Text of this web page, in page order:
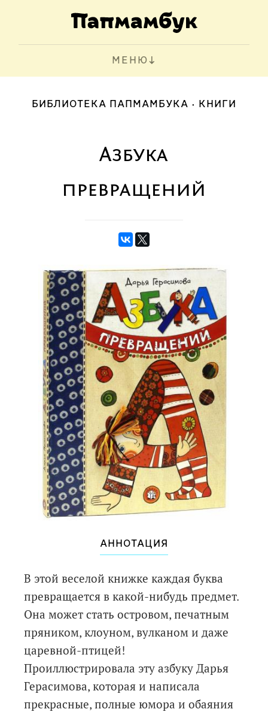
МЕНЮ
БИБЛИОТЕКА ПАПМАМБУКА КНИГИ
Азбука
превращений
АННОТАЦИЯ
В этой веселой книжке каждая буква
превращается в какой-нибудь предмет.
Она может стать островом, печатным
пряником, клоуном, вулканом и даже
царевной-птицей!
Проиллюстрировала эту азбуку Дарья
Герасимова, которая и написала
прекрасные, полные юмора и обаяния